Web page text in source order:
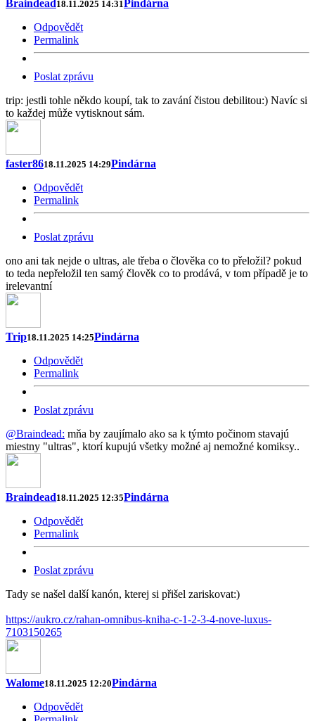
Braindead 18.11.2025 14:31 Pindárna
Odpovědět
Permalink
Poslat zprávu
trip: jestli tohle někdo koupí, tak to zavání čistou debilitou:) Navíc si
to každej může vytisknout sám.
faster8618.11.2025 14:29Pindárna
Odpovědět
Permalink
Poslat zprávu
ono ani tak nejde o ultras, ale třeba o člověka co to přeložil? pokud
to teda nepřeložil ten samý člověk co to prodává, v tom případě je to
irelevantní
Trip18.11.2025 14:25Pindárna
Odpovědět
Permalink
Poslat zprávu
@Braindead: mňa by zaujímalo ako sa k týmto počinom stavajú
miestny "ultras", ktorí kupujú všetky možné aj nemožné komiksy..
Braindead18.11.2025 12:35Pindárna
Odpovědět
Permalink
Poslat zprávu
Tady se našel další kanón, kterej si přišel zariskovat:)
https://aukro.cz/rahan-omnibus-kniha-c-1-2-3-4-nove-luxus-
7103150265
Walome18.11.2025 12:20Pindárna
Odpovědět